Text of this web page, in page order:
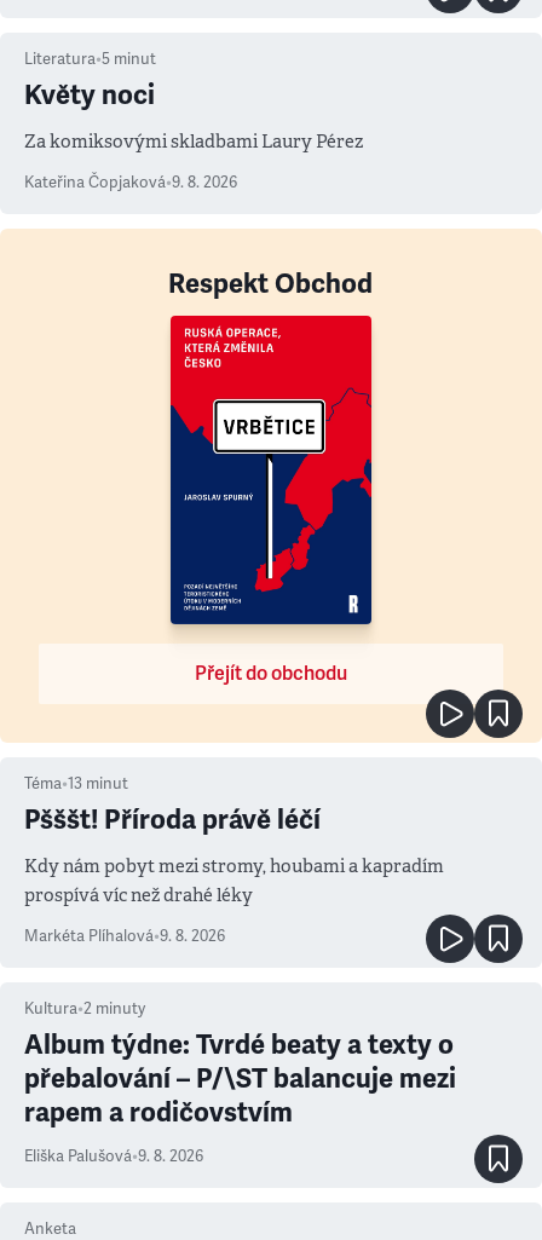
Literatura•5 minut
Květy noci
Za komiksovými skladbami Laury Pérez
Kateřina Čopjaková•9. 8. 2026
Respekt Obchod
Přejít do obchodu
Téma•13 minut
Pšššt! Příroda právě léčí
Kdy nám pobyt mezi stromy, houbami a kapradím
prospívá víc než drahé léky
Markéta Plíhalová•9. 8. 2026
Kultura•2 minuty
Album týdne: Tvrdé beaty a texty o
přebalování – P/\ST balancuje mezi
rapem a rodičovstvím
Eliška Palušová•9. 8. 2026
Anketa